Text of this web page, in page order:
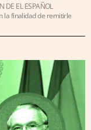
DE EL ESPAÑOL
la finalidad de remitirle